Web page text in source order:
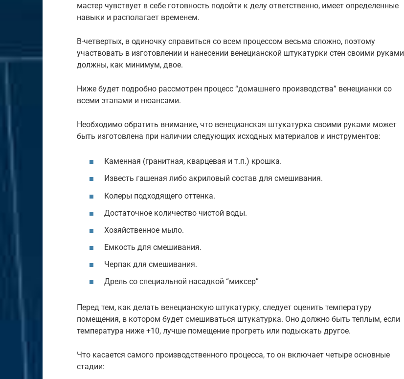
мастер чувствует в себе готовность подойти к делу ответственно, имеет определенные
навыки и располагает временем.
В-четвертых, в одиночку справиться со всем процессом весьма сложно, поэтому
участвовать в изготовлении и нанесении венецианской штукатурки стен своими руками
должны, как минимум, двое.
Ниже будет подробно рассмотрен процесс “домашнего производства” венецианки со
всеми этапами и нюансами.
Необходимо обратить внимание, что венецианская штукатурка своими руками может
быть изготовлена при наличии следующих исходных материалов и инструментов:
Каменная (гранитная, кварцевая и т.п.) крошка.
Известь гашеная либо акриловый состав для смешивания.
Колеры подходящего оттенка.
Достаточное количество чистой воды.
Хозяйственное мыло.
Емкость для смешивания.
Черпак для смешивания.
Дрель со специальной насадкой “миксер”
Перед тем, как делать венецианскую штукатурку, следует оценить температуру
помещения, в котором будет смешиваться штукатурка. Оно должно быть теплым, если
температура ниже +10, лучше помещение прогреть или подыскать другое.
Что касается самого производственного процесса, то он включает четыре основные
стадии: